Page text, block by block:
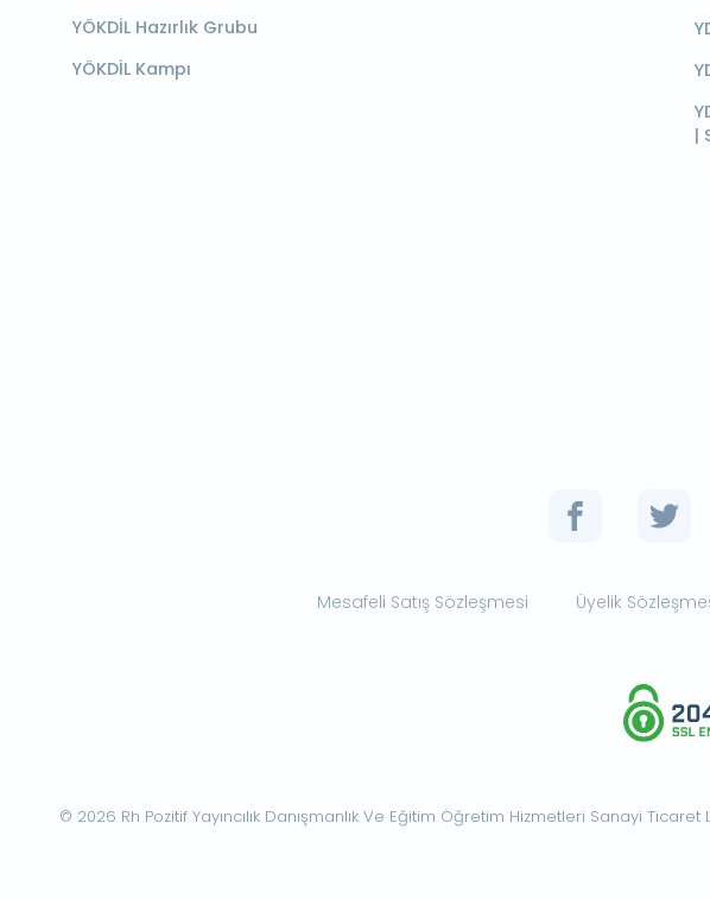
YÖKDİL Hazırlık Grubu
YÖKDİL Kampı
|
Mesafeli Satış Sözleşmesi Üyelik
© 2026 Rh Pozitif Yayıncılık Danışmanlık Ve Eğitim Öğretim Hizmetleri Sanayi Ticaret